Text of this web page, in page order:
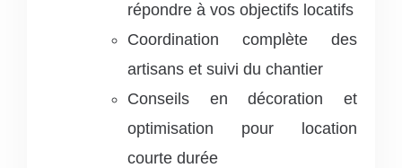
répondre à vos objectifs locatifs
Coordination complète des
artisans et suivi du chantier
Conseils en décoration et
optimisation pour location
courte durée